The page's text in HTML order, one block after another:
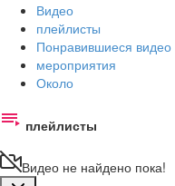
Видео
плейлисты
Понравившиеся видео
мероприятия
Около
плейлисты
Видео не найдено пока!